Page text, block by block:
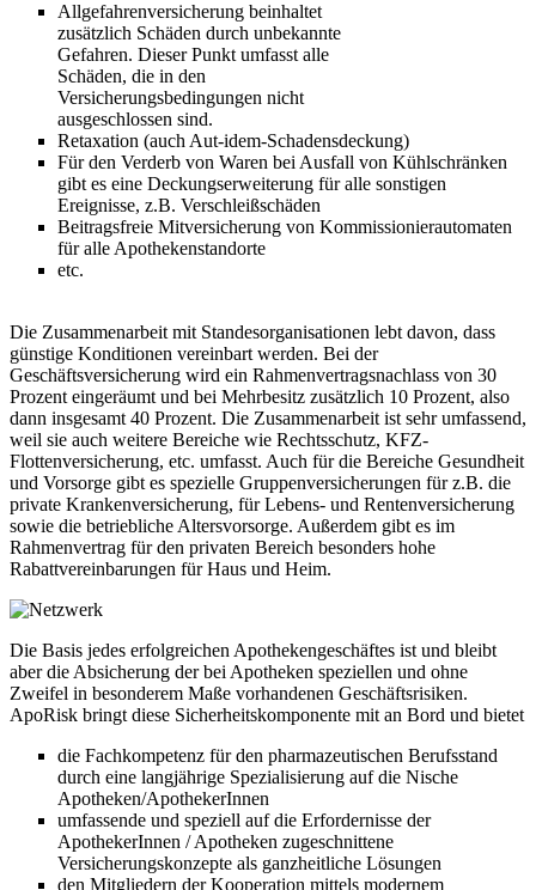
Allgefahrenversicherung beinhaltet
zusätzlich Schäden durch unbekannte
Gefahren. Dieser Punkt umfasst alle
Schäden, die in den
Versicherungsbedingungen nicht
ausgeschlossen sind.
Retaxation (auch Aut-idem-Schadensdeckung)
Für den Verderb von Waren bei Ausfall von Kühlschränken
gibt es eine Deckungserweiterung für alle sonstigen
Ereignisse, z.B. Verschleißschäden
Beitragsfreie Mitversicherung von Kommissionierautomaten
für alle Apothekenstandorte
etc.
Die Zusammenarbeit mit Standesorganisationen lebt davon, dass
günstige Konditionen vereinbart werden. Bei der
Geschäftsversicherung wird ein Rahmenvertragsnachlass von 30
Prozent eingeräumt und bei Mehrbesitz zusätzlich 10 Prozent, also
dann insgesamt 40 Prozent. Die Zusammenarbeit ist sehr umfassend,
weil sie auch weitere Bereiche wie Rechtsschutz, KFZ-
Flottenversicherung, etc. umfasst. Auch für die Bereiche Gesundheit
und Vorsorge gibt es spezielle Gruppenversicherungen für z.B. die
private Krankenversicherung, für Lebens- und Rentenversicherung
sowie die betriebliche Altersvorsorge. Außerdem gibt es im
Rahmenvertrag für den privaten Bereich besonders hohe
Rabattvereinbarungen für Haus und Heim.
Die Basis jedes erfolgreichen Apothekengeschäftes ist und bleibt
aber die Absicherung der bei Apotheken speziellen und ohne
Zweifel in besonderem Maße vorhandenen Geschäftsrisiken.
ApoRisk bringt diese Sicherheitskomponente mit an Bord und bietet
die Fachkompetenz für den pharmazeutischen Berufsstand
durch eine langjährige Spezialisierung auf die Nische
Apotheken/ApothekerInnen
umfassende und speziell auf die Erfordernisse der
ApothekerInnen / Apotheken zugeschnittene
Versicherungskonzepte als ganzheitliche Lösungen
den Mitgliedern der Kooperation mittels modernem